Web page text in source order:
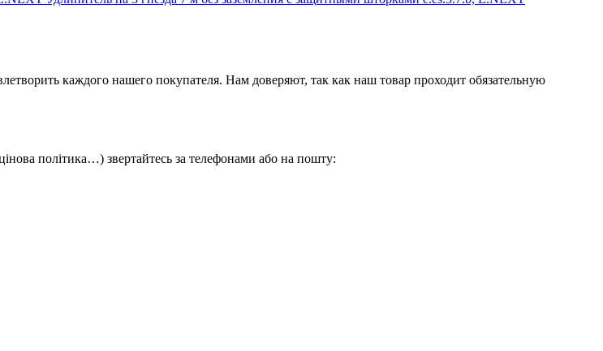
каждого нашего покупателя. Нам доверяют, так как наш товар проходит обязательную
політика…) звертайтесь за телефонами або на пошту: